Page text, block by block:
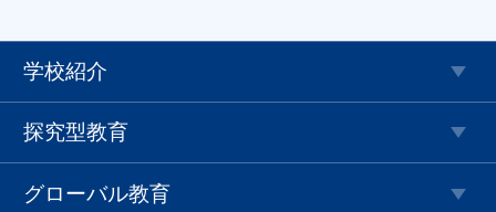
学校紹介
探究型教育
グローバル教育